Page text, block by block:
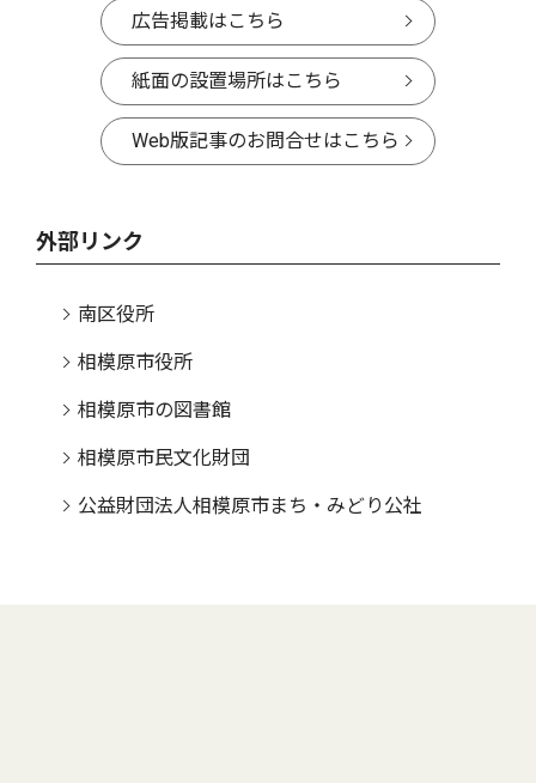
広告掲載はこちら
紙面の設置場所はこちら
Web版記事のお問合せはこちら
外部リンク
南区役所
相模原市役所
相模原市の図書館
相模原市民文化財団
公益財団法人相模原市まち・みどり公社